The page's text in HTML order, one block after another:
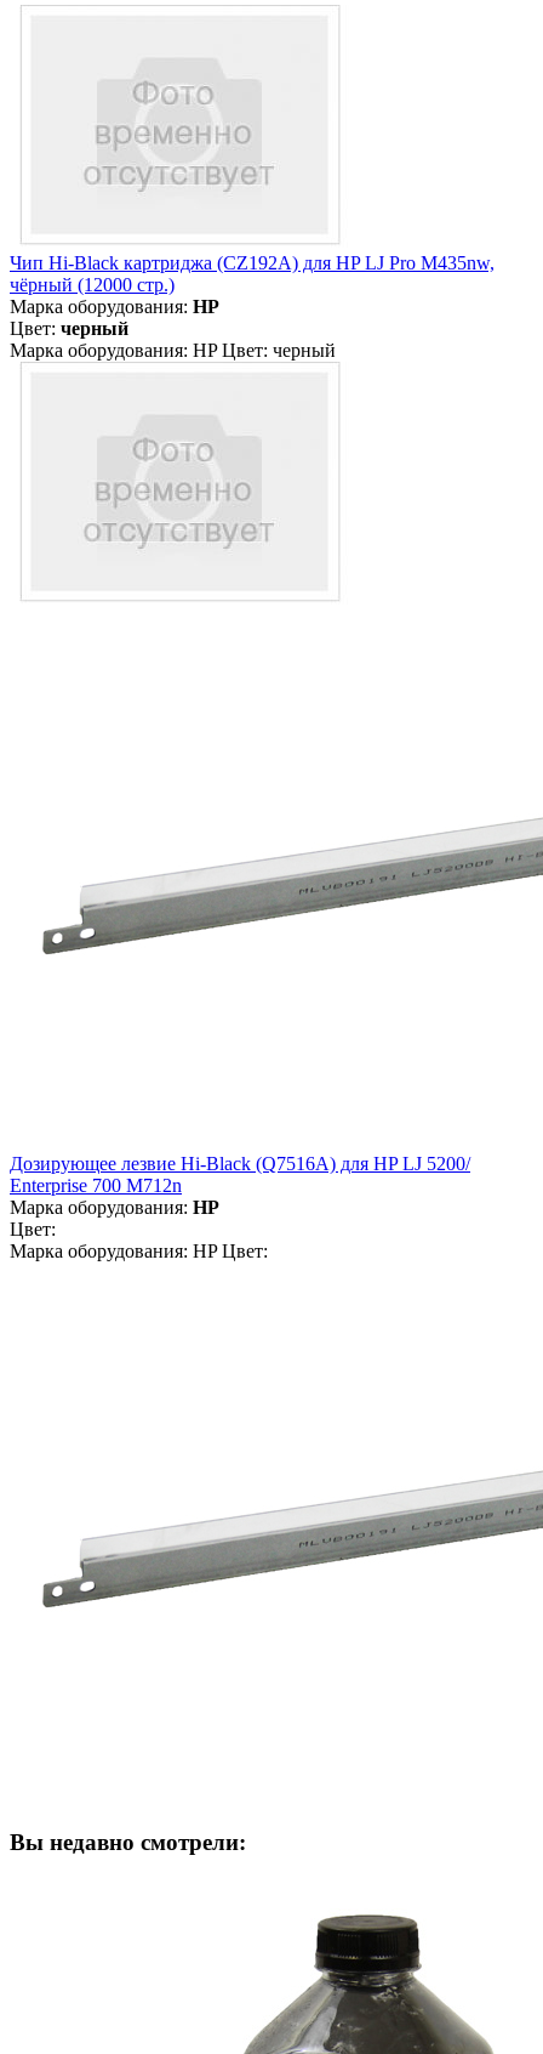
Чип Hi-Black картриджа (CZ192A) для HP LJ Pro M435nw,
чёрный (12000 стр.)
Марка оборудования: HP
Цвет: черный
Марка оборудования: HP Цвет: черный
Дозирующее лезвие Hi-Black (Q7516A) для HP LJ 5200/
Enterprise 700 M712n
Марка оборудования: HP
Цвет:
Марка оборудования: HP Цвет:
Вы недавно смотрели: